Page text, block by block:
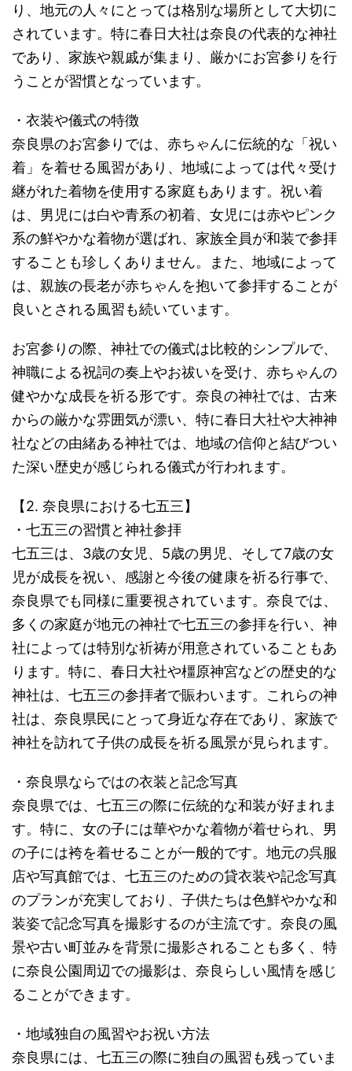
り、地元の人々にとっては格別な場所として大切に
されています。特に春日大社は奈良の代表的な神社
であり、家族や親戚が集まり、厳かにお宮参りを行
うことが習慣となっています。
・衣装や儀式の特徴
奈良県のお宮参りでは、赤ちゃんに伝統的な「祝い
着」を着せる風習があり、地域によっては代々受け
継がれた着物を使用する家庭もあります。祝い着
は、男児には白や青系の初着、女児には赤やピンク
系の鮮やかな着物が選ばれ、家族全員が和装で参拝
することも珍しくありません。また、地域によって
は、親族の長老が赤ちゃんを抱いて参拝することが
良いとされる風習も続いています。
お宮参りの際、神社での儀式は比較的シンプルで、
神職による祝詞の奏上やお祓いを受け、赤ちゃんの
健やかな成長を祈る形です。奈良の神社では、古来
からの厳かな雰囲気が漂い、特に春日大社や大神神
社などの由緒ある神社では、地域の信仰と結びつい
た深い歴史が感じられる儀式が行われます。
【2. 奈良県における七五三】
・七五三の習慣と神社参拝
七五三は、3歳の女児、5歳の男児、そして7歳の女
児が成長を祝い、感謝と今後の健康を祈る行事で、
奈良県でも同様に重要視されています。奈良では、
多くの家庭が地元の神社で七五三の参拝を行い、神
社によっては特別な祈祷が用意されていることもあ
ります。特に、春日大社や橿原神宮などの歴史的な
神社は、七五三の参拝者で賑わいます。これらの神
社は、奈良県民にとって身近な存在であり、家族で
神社を訪れて子供の成長を祈る風景が見られます。
・奈良県ならではの衣装と記念写真
奈良県では、七五三の際に伝統的な和装が好まれま
す。特に、女の子には華やかな着物が着せられ、男
の子には袴を着せることが一般的です。地元の呉服
店や写真館では、七五三のための貸衣装や記念写真
のプランが充実しており、子供たちは色鮮やかな和
装姿で記念写真を撮影するのが主流です。奈良の風
景や古い町並みを背景に撮影されることも多く、特
に奈良公園周辺での撮影は、奈良らしい風情を感じ
ることができます。
・地域独自の風習やお祝い方法
奈良県には、七五三の際に独自の風習も残っていま